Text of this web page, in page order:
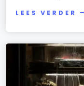
LEES VERDER